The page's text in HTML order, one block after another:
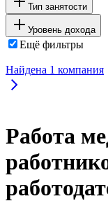
Тип занятости
Уровень дохода
Ещё фильтры
Найдена 1 компания
Работа